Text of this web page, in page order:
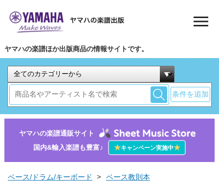
ヤマハの楽譜ほか出版商品の情報サイトです。
条件を追加
ヤマハの楽譜通販サイト
国内&輸入楽譜も豊富♪
★キャンペーン実施中★
ベース/ドラム/キーボード > ベース教則本